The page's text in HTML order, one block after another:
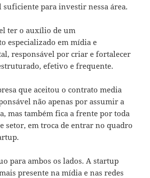
suficiente para investir nessa área.
ter o auxílio de um
especializado em mídia e
responsável por criar e fortalecer
efetivo e frequente.
que aceitou o contrato media
não apenas por assumir a
mas também fica a frente por toda
setor, em troca de entrar no quadro
para ambos os lados. A startup
presente na mídia e nas redes